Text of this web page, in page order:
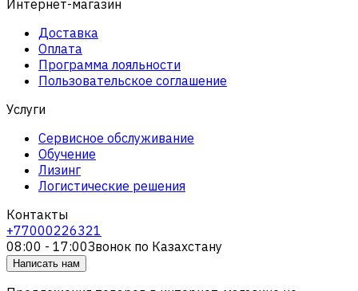
Интернет-магазин
Доставка
Оплата
Программа лояльности
Пользовательское соглашение
Услуги
Сервисное обслуживание
Обучение
Лизинг
Логистические решения
Контакты
+77000226321
08:00 - 17:00Звонок по Казахстану
Написать нам